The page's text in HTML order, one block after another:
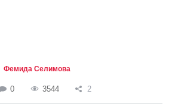
Фемида Селимова
0 3544 2